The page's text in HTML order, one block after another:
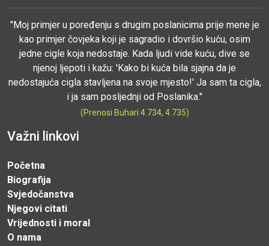
"Moj primjer u poređenju s drugim poslanicima prije mene je
kao primjer čovjeka koji je sagradio i dovršio kuću, osim
jedne cigle koja nedostaje. Kada ljudi vide kuću, dive se
njenoj ljepoti i kažu: 'Kako bi kuća bila sjajna da je
nedostajuća cigla stavljena na svoje mjesto!' Ja sam ta cigla,
i ja sam posljednji od Poslanika."
(Prenosi Buhari 4.734, 4.735)
Važni linkovi
Početna
Biografija
Svjedočanstva
Njegovi citati
Vrijednosti i moral
O nama